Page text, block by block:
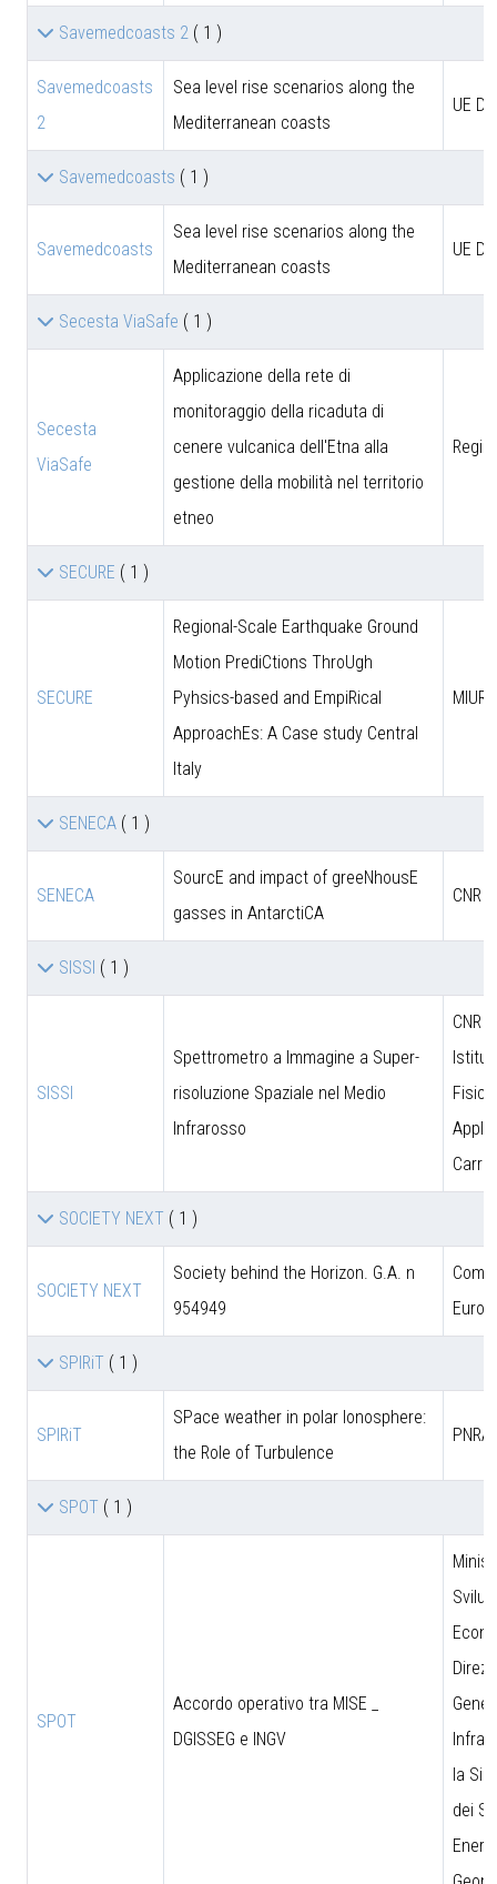
Savemedcoasts 2 ( 1 )
Savemedcoasts
2
Sea level rise scenarios along the
Mediterranean coasts
UE
Savemedcoasts ( 1 )
Savemedcoasts
Sea level rise scenarios along the
Mediterranean coasts
UE
Secesta ViaSafe ( 1 )
Secesta
ViaSafe
Applicazione della rete di
monitoraggio della ricaduta di
cenere vulcanica dell'Etna alla
gestione della mobilità nel territorio
etneo
SECURE ( 1 )
SECURE
Regional-Scale Earthquake Ground
Motion PrediCtions ThroUgh
Pyhsics-based and EmpiRical
ApproachEs: A Case study Central
Italy
MIUR
SENECA ( 1 )
SENECA
SourcE and impact of greeNhousE
gasses in AntarctiCA
CNR
SISSI ( 1 )
SISSI
Spettrometro a Immagine a Super-
risoluzione Spaziale nel Medio
Infrarosso
CNR -
Fisica
SOCIETY NEXT ( 1 )
SOCIETY NEXT
Society behind the Horizon. G.A. n
954949
SPIRiT ( 1 )
SPIRiT
SPace weather in polar Ionosphere:
the Role of Turbulence
PNRA
SPOT ( 1 )
SPOT
Accordo operativo tra MISE _
DGISSEG e INGV
la
dei